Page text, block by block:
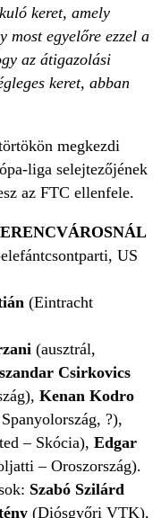
keret, amely
most egyelőre ezzel a
az átigazolási
keret, abban
megkezdi
liga selejtezőjének
az FTC ellenfele.
US
(Eintracht
(ausztrál,
Csirkovics
Kenan Kodro
?),
– Skócia), Edgar
– Oroszország).
Szabó Szilárd
(Diósgyőri VTK),